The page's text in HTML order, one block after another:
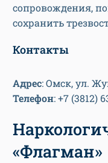
сопровождения,
сохранить
Контакты
Адрес: Омск, ул.
Телефон: +7 (3812)
«Флагман»